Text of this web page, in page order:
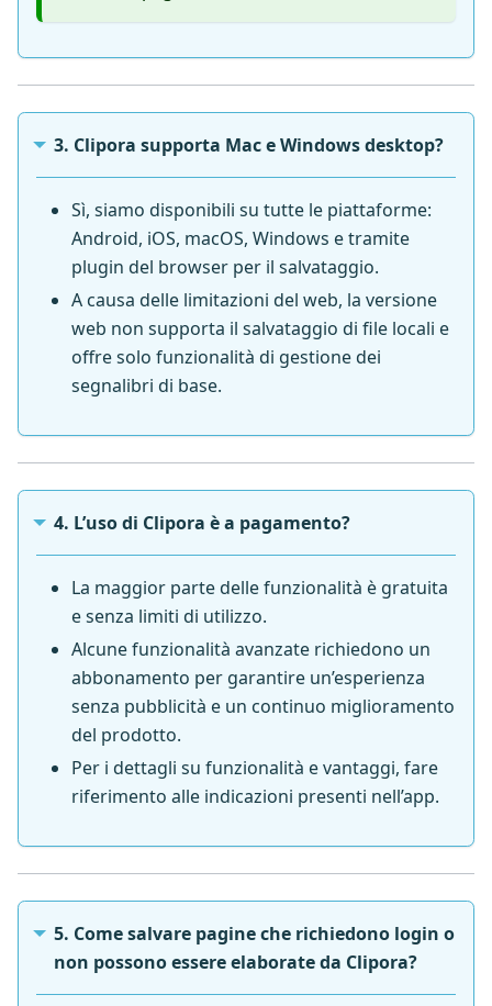
3. Clipora supporta Mac e Windows desktop?
Sì, siamo disponibili su tutte le piattaforme:
Android, iOS, macOS, Windows e tramite
plugin del browser per il salvataggio.
A causa delle limitazioni del web, la versione
web non supporta il salvataggio di file locali e
offre solo funzionalità di gestione dei
segnalibri di base.
4. L’uso di Clipora è a pagamento?
La maggior parte delle funzionalità è gratuita
e senza limiti di utilizzo.
Alcune funzionalità avanzate richiedono un
abbonamento per garantire un’esperienza
senza pubblicità e un continuo miglioramento
del prodotto.
Per i dettagli su funzionalità e vantaggi, fare
riferimento alle indicazioni presenti nell’app.
5. Come salvare pagine che richiedono login o
non possono essere elaborate da Clipora?